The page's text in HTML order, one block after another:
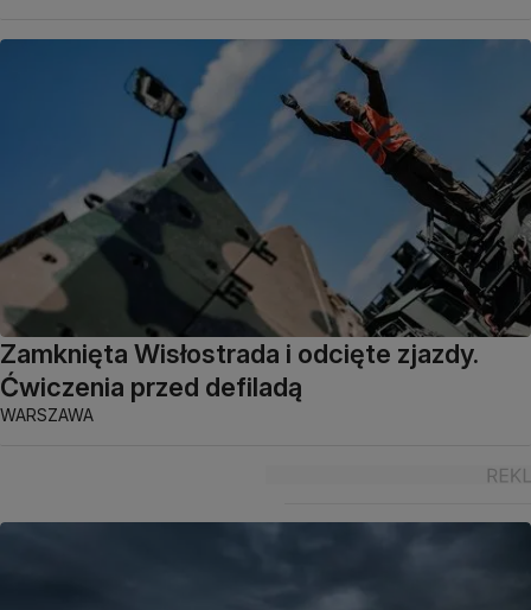
Zamknięta Wisłostrada i odcięte zjazdy.
Ćwiczenia przed defiladą
WARSZAWA